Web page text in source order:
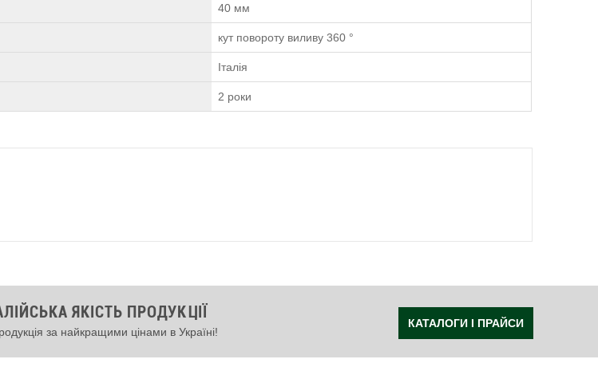
40 мм
кут повороту виливу 360 °
Італія
2 роки
ЯКІСТЬ ПРОДУКЦІЇ
за найкращими цінами в Україні!
КАТАЛОГИ І ПРАЙСИ